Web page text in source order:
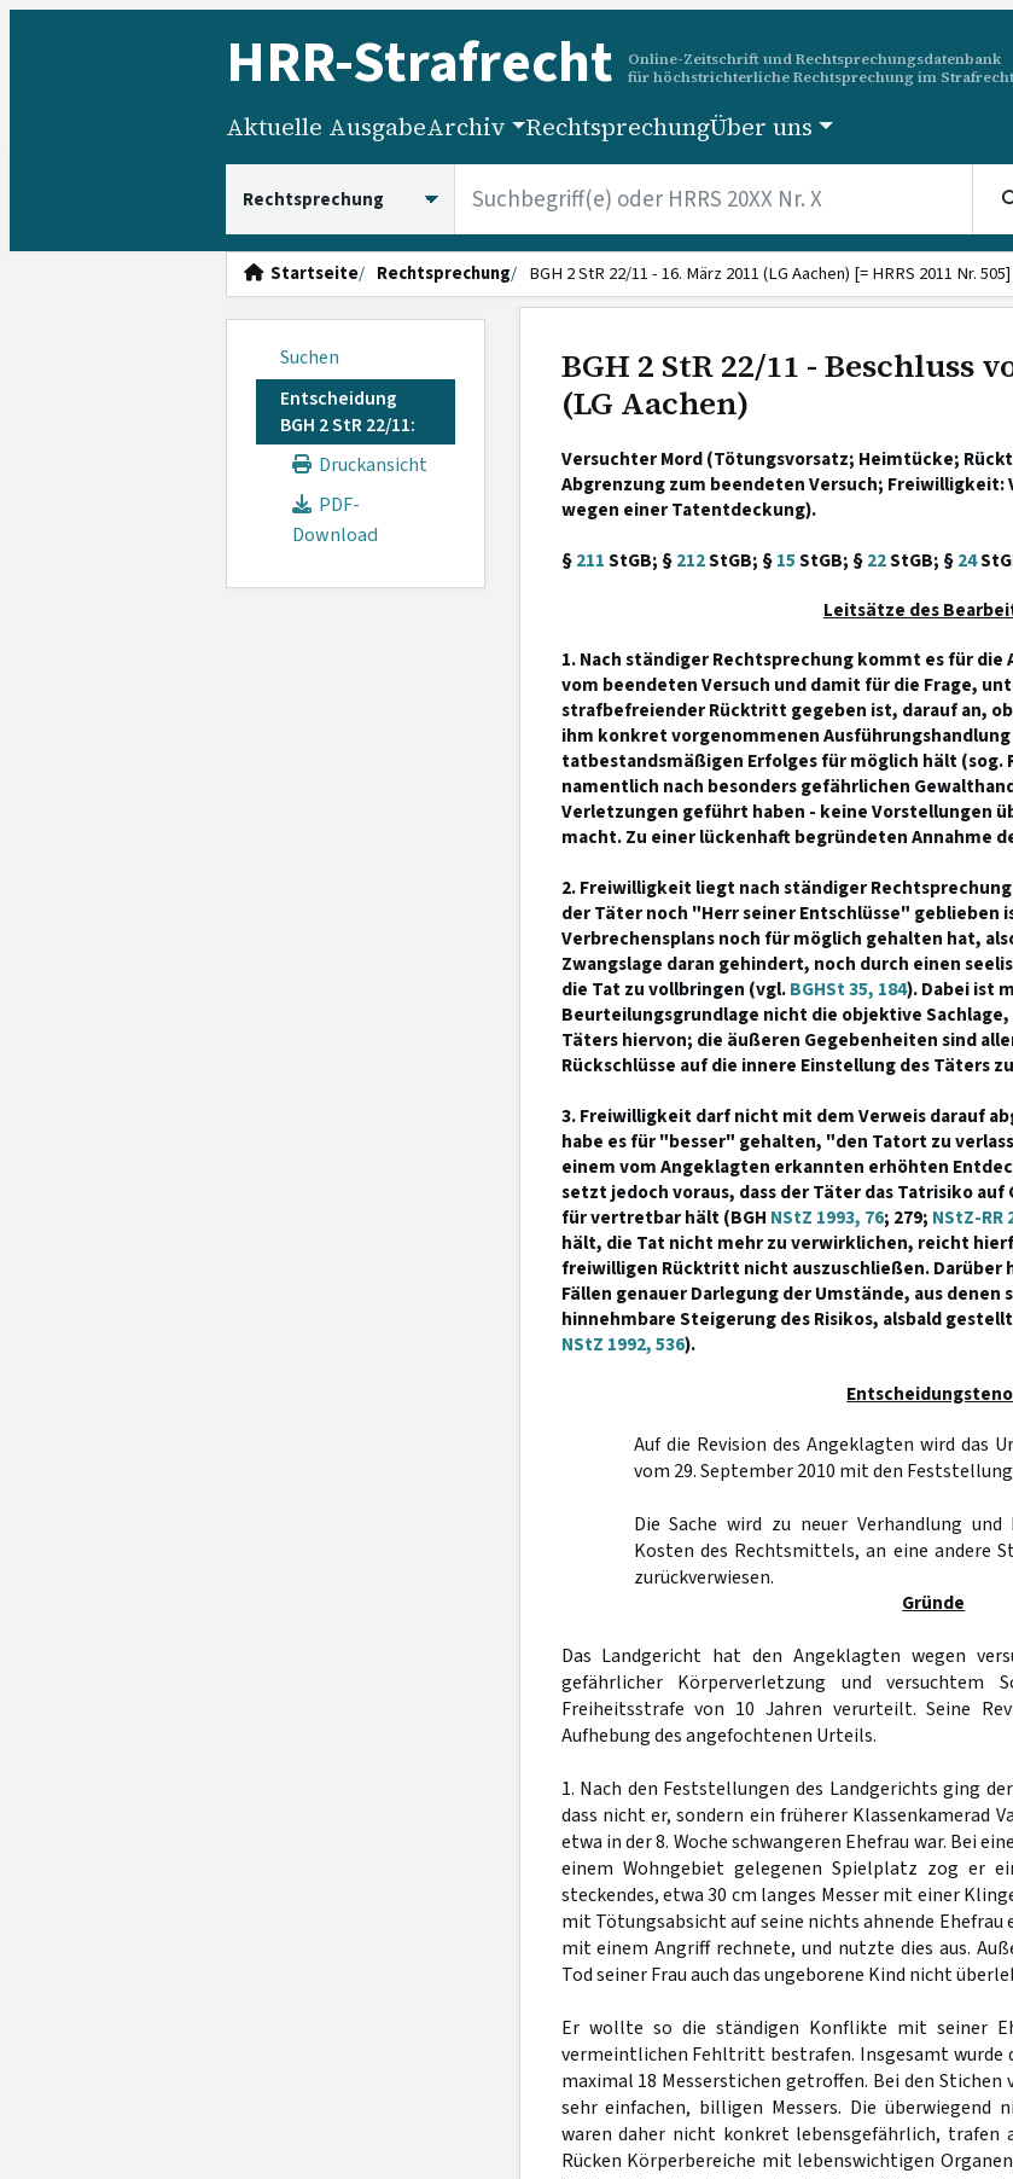
HRR-Strafrecht
Online-Zeitschrift und Rechtsprechungsdatenbank
für höchstrichterliche Rechtsprechung im Strafrecht
Aktuelle AusgabeArchiv RechtsprechungÜber uns
Startseite Rechtsprechung BGH 2 StR 22/11 - 16. März 2011 (LG Aachen) [= HRRS 2011 Nr. 505]
Suchen
Entscheidung
BGH 2 StR 22/11:
Druckansicht
PDF-
Download
BGH 2 StR 22/11 - Beschluss
(LG Aachen)
Versuchter Mord (Tötungsvorsatz; Heimtücke;
Abgrenzung zum beendeten Versuch; Freiwilligkeit:
wegen einer Tatentdeckung).
§211StGB; §212StGB; §15StGB; §22StGB; §24
Leitsätze des
1. Nach ständiger Rechtsprechung kommt es für
vom beendeten Versuch und damit für die Frage,
strafbefreiender Rücktritt gegeben ist, darauf an,
ihm konkret vorgenommenen
tatbestandsmäßigen Erfolges für möglich hält
namentlich nach besonders gefährlichen
Verletzungen geführt haben - keine Vorstellungen
macht. Zu einer lückenhaft begründeten Annahme
2. Freiwilligkeit liegt nach ständiger
der Täter noch "Herr seiner Entschlüsse" geblieben
Verbrechensplans noch für möglich gehalten hat,
Zwangslage daran gehindert, noch durch einen
die Tat zu vollbringen (vgl.BGHSt 35, 184). Dabei ist
Beurteilungsgrundlage nicht die objektive
Täters hiervon; die äußeren Gegebenheiten sind
Rückschlüsse auf die innere Einstellung des Täters
3. Freiwilligkeit darf nicht mit dem Verweis darauf
habe es für "besser" gehalten, "den Tatort zu
einem vom Angeklagten erkannten erhöhten
setzt jedoch voraus, dass der Täter das Tatrisiko
für vertretbar hält (BGH NStZ 1993, 76; 279; NStZ-RR
hält, die Tat nicht mehr zu verwirklichen, reicht
freiwilligen Rücktritt nicht auszuschließen. Darüber
Fällen genauer Darlegung der Umstände, aus
hinnehmbare Steigerung des Risikos, alsbald
NStZ 1992, 536).
Auf die Revision des Angeklagten wird das
vom 29. September 2010 mit den
Die Sache wird zu neuer Verhandlung
Kosten des Rechtsmittels, an eine andere
zurückverwiesen.
Gründe
Das Landgericht hat den Angeklagten wegen
gefährlicher Körperverletzung und versuchtem
Freiheitsstrafe von 10 Jahren verurteilt. Seine
Aufhebung des angefochtenen Urteils.
1. Nach den Feststellungen des Landgerichts ging
dass nicht er, sondern ein früherer Klassenkamerad
etwa in der 8. Woche schwangeren Ehefrau war. Bei
einem Wohngebiet gelegenen Spielplatz zog er
steckendes, etwa 30 cm langes Messer mit einer
mit Tötungsabsicht auf seine nichts ahnende Ehefrau
mit einem Angriff rechnete, und nutzte dies aus.
Tod seiner Frau auch das ungeborene Kind nicht
Er wollte so die ständigen Konflikte mit seiner
vermeintlichen Fehltritt bestrafen. Insgesamt wurde
maximal 18 Messerstichen getroffen. Bei den
sehr einfachen, billigen Messers. Die überwiegend
waren daher nicht konkret lebensgefährlich, trafen
Rücken Körperbereiche mit lebenswichtigen